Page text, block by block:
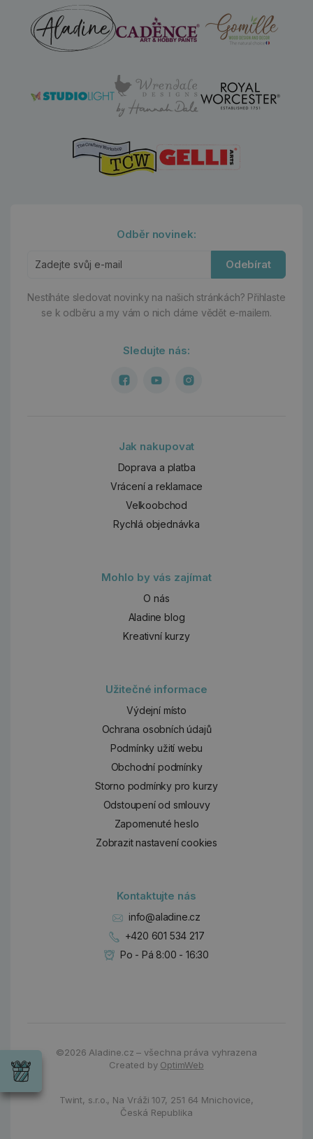
Odběr novinek:
Odebírat
Nestíháte sledovat novinky na našich stránkách? Přihlaste
se k odběru a my vám o nich dáme vědět e-mailem.
Sledujte nás:
Jak nakupovat
Doprava a platba
Vrácení a reklamace
Velkoobchod
Rychlá objednávka
Mohlo by vás zajímat
O nás
Aladine blog
Kreativní kurzy
Užitečné informace
Výdejní místo
Ochrana osobních údajů
Podmínky užití webu
Obchodní podmínky
Storno podmínky pro kurzy
Odstoupení od smlouvy
Zapomenuté heslo
Zobrazit nastavení cookies
Kontaktujte nás
info@aladine.cz
+420 601 534 217
Po - Pá 8:00 - 16:30
©2026 Aladine.cz – všechna práva vyhrazena
Created by OptimWeb
Twint, s.r.o., Na Vráži 107, 251 64 Mnichovice,
Česká Republika
Wrendale
příležitost
Chci si vybrat